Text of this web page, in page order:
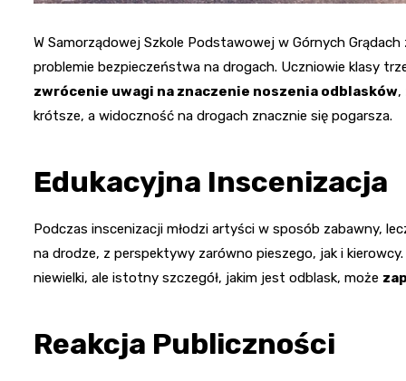
W Samorządowej Szkole Podstawowej w Górnych
problemie bezpieczeństwa na drogach. Uczniowie klasy
zwrócenie uwagi na znaczenie noszenia odblasków,
krótsze, a widoczność na drogach znacznie się pogarsza.
Edukacyjna Inscenizacja
Podczas inscenizacji młodzi artyści w sposób zabawny,
na drodze, z perspektywy zarówno pieszego, jak i
niewielki, ale istotny szczegół, jakim jest odblask, może
Reakcja Publiczności